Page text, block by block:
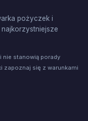
pożyczek i
nie stanowią porady
zapoznaj się z warunkami